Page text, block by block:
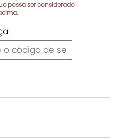
possa ser considerado